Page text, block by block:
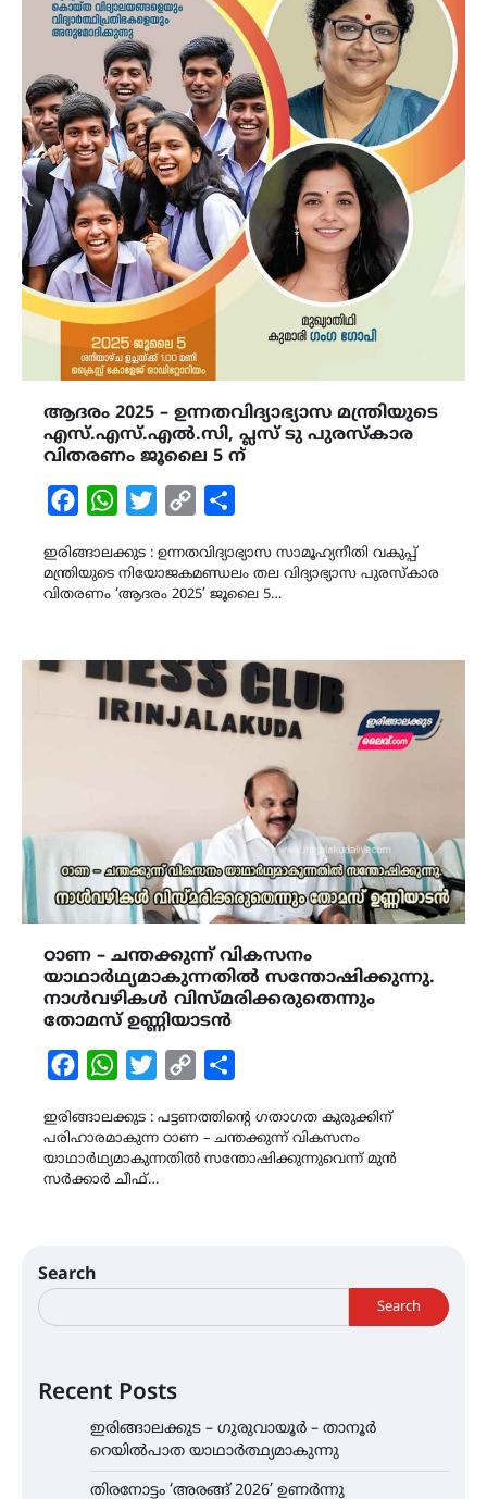
ആദരം 2025 – ഉന്നതവിദ്യാഭ്യാസ മന്ത്രിയുടെ
എസ്.എസ്.എൽ.സി, പ്ലസ് ടു പുരസ്കാര
വിതരണം ജൂലൈ 5 ന്
FacebookWhatsAppTwitterCopy
ഇരിങ്ങാലക്കുട : ഉന്നതവിദ്യാഭ്യാസ സാമൂഹ്യനീതി വകുപ്പ്
മന്ത്രിയുടെ നിയോജകമണ്ഡലം തല വിദ്യാഭ്യാസ പുരസ്കാര
വിതരണം ‘ആദരം 2025’ ജൂലൈ 5…
ഠാണ – ചന്തക്കുന്ന് വികസനം
യാഥാർഥ്യമാകുന്നതിൽ സന്തോഷിക്കുന്നു.
നാൾവഴികൾ വിസ്മരിക്കരുതെന്നും
തോമസ് ഉണ്ണിയാടൻ
FacebookWhatsAppTwitterCopy
ഇരിങ്ങാലക്കുട : പട്ടണത്തിന്റെ ഗതാഗത കുരുക്കിന്
പരിഹാരമാകുന്ന ഠാണ – ചന്തക്കുന്ന്‌ വികസനം
യാഥാർഥ്യമാകുന്നതിൽ സന്തോഷിക്കുന്നുവെന്ന് മുൻ
സർക്കാർ ചീഫ്…
Search
Search
Recent Posts
ഇരിങ്ങാലക്കുട – ഗുരുവായൂർ – താനൂർ
റെയിൽപാത യാഥാർത്ഥ്യമാകുന്നു
തിരനോട്ടം ‘അരങ്ങ് 2026’ ഉണർന്നു